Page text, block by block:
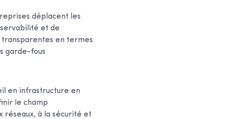
déplacent les
et de
transparentes en termes
garde-fous
en infrastructure en
le champ
réseaux, à la sécurité et